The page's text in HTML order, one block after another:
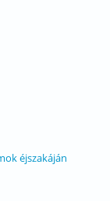
éjszakáján